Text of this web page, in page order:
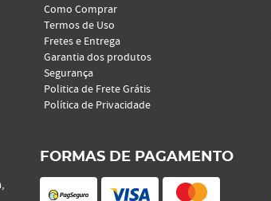
Como Comprar
Termos de Uso
Fretes e Entrega
Garantia dos produtos
Segurança
Politica de Frete Grátis
Política de Privacidade
FORMAS DE PAGAMENTO